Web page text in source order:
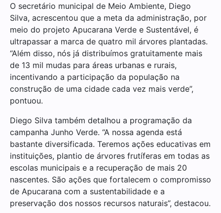
O secretário municipal de Meio Ambiente, Diego
Silva, acrescentou que a meta da administração, por
meio do projeto Apucarana Verde e Sustentável, é
ultrapassar a marca de quatro mil árvores plantadas.
“Além disso, nós já distribuímos gratuitamente mais
de 13 mil mudas para áreas urbanas e rurais,
incentivando a participação da população na
construção de uma cidade cada vez mais verde”,
pontuou.
Diego Silva também detalhou a programação da
campanha Junho Verde. “A nossa agenda está
bastante diversificada. Teremos ações educativas em
instituições, plantio de árvores frutíferas em todas as
escolas municipais e a recuperação de mais 20
nascentes. São ações que fortalecem o compromisso
de Apucarana com a sustentabilidade e a
preservação dos nossos recursos naturais”, destacou.